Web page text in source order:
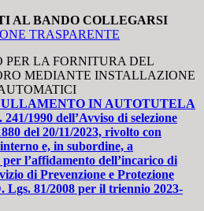
AL BANDO COLLEGARSI
TRASPARENTE
PER LA FORNITURA DEL
MEDIANTE INSTALLAZIONE
IN AUTOTUTELA
1990 dell’Avviso di selezione
del 20/11/2023, rivolto con
e, in subordine, a
l’affidamento dell’incarico di
di Prevenzione e Protezione
Lgs. 81/2008 per il triennio 2023-